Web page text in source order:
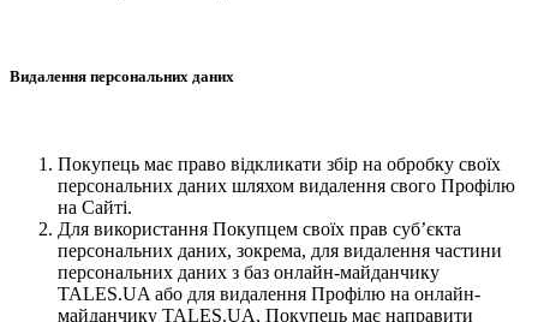
Видалення персональних даних
Покупець має право відкликати збір на обробку своїх
персональних даних шляхом видалення свого Профілю
на Сайті.
Для використання Покупцем своїх прав суб’єкта
персональних даних, зокрема, для видалення частини
персональних даних з баз онлайн-майданчику
TALES.UA або для видалення Профілю на онлайн-
майданчику TALES.UA, Покупець має направити